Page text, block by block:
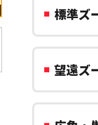
標準ズ
望遠ズ